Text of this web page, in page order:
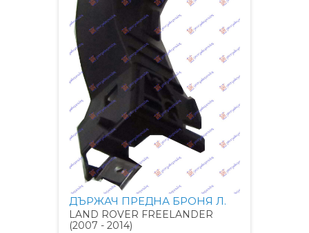
ДЪРЖАЧ ПРЕДНА БРОНЯ Л.
LAND ROVER FREELANDER
(2007 - 2014)